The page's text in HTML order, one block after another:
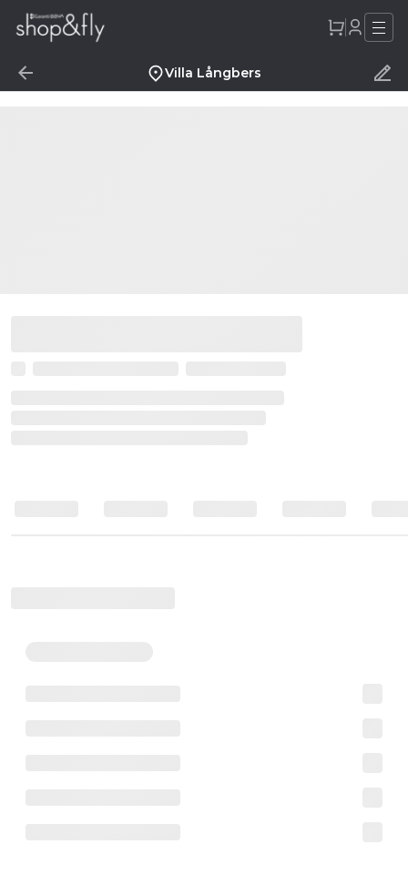
Villa Långbers